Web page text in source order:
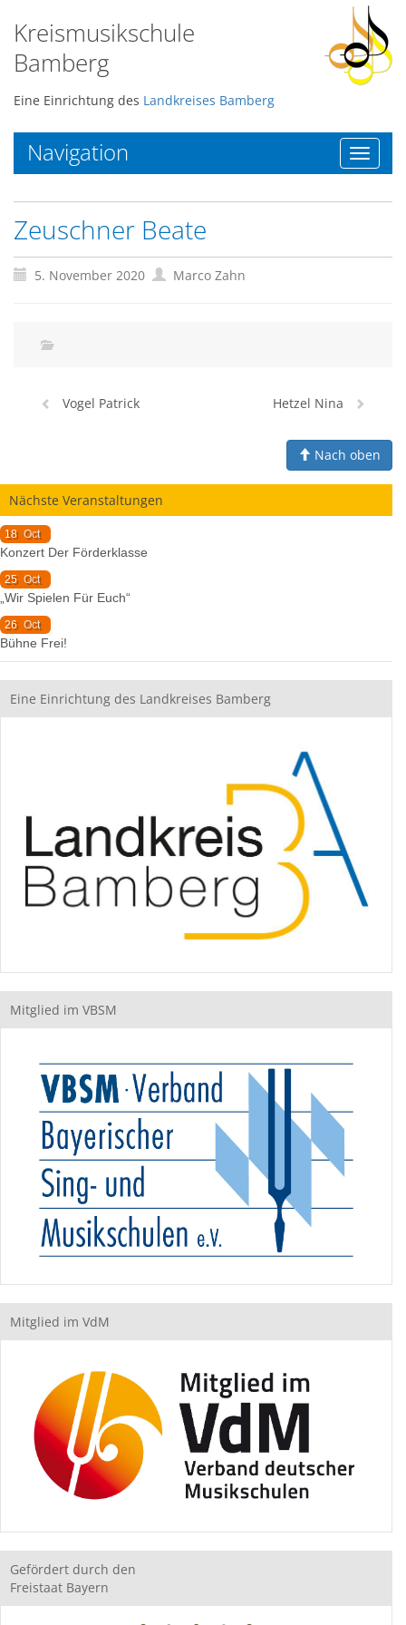
Kreismusikschule
Bamberg
Eine Einrichtung des Landkreises Bamberg
Navigation
Toggle
Zeuschner Beate
5. November 2020 Marco Zahn
Vogel Patrick Hetzel Nina
Nach oben
Nächste Veranstaltungen
18 Oct
Konzert Der Förderklasse
25 Oct
„Wir Spielen Für Euch“
26 Oct
Bühne Frei!
Eine Einrichtung des Landkreises Bamberg
Mitglied im VBSM
Mitglied im VdM
Gefördert durch den
Freistaat Bayern